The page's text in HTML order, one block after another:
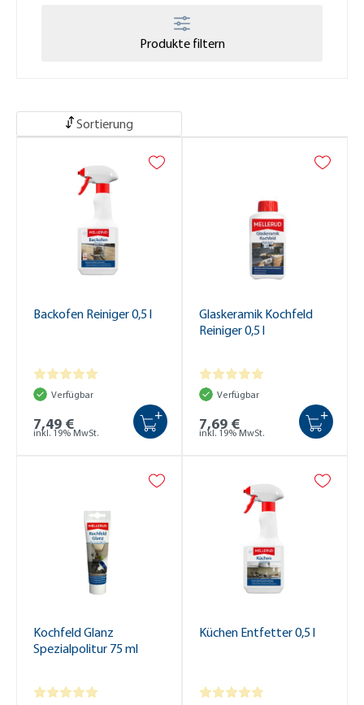
Produkte filtern
Sortierung
Backofen Reiniger 0,5 l
Verfügbar
7,49 €
inkl. 19% MwSt.
+
Glaskeramik Kochfeld
Reiniger 0,5 l
Verfügbar
7,69 €
inkl. 19% MwSt.
+
Kochfeld Glanz
Spezialpolitur 75 ml
Küchen Entfetter 0,5 l